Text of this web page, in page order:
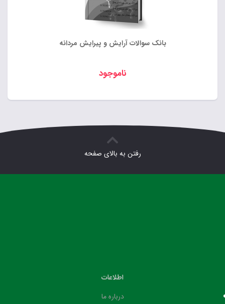
بانک سوالات آرایش و پیرایش مردانه
ناموجود
رفتن به بالای صفحه
اطلاعات
درباره ما